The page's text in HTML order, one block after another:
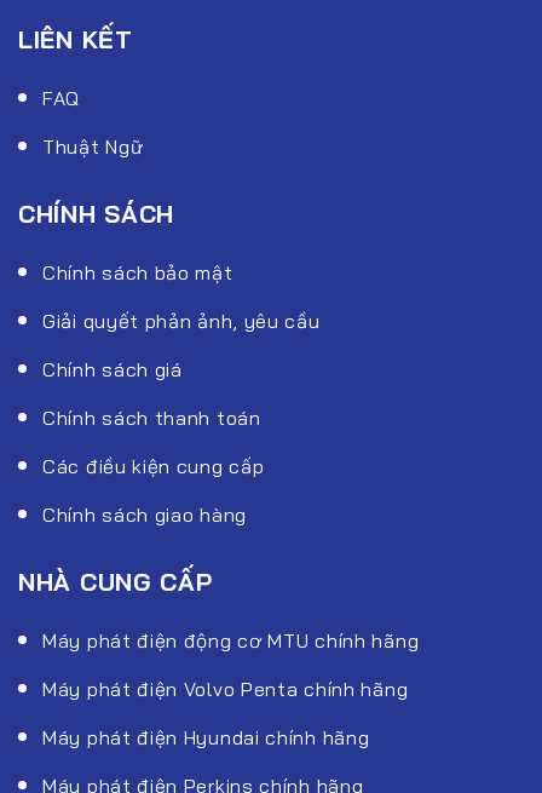
LIÊN KẾT
FAQ
Thuật Ngữ
CHÍNH SÁCH
Chính sách bảo mật
Giải quyết phản ảnh, yêu cầu
Chính sách giá
Chính sách thanh toán
Các điều kiện cung cấp
Chính sách giao hàng
NHÀ CUNG CẤP
Máy phát điện động cơ MTU chính hãng
Máy phát điện Volvo Penta chính hãng
Máy phát điện Hyundai chính hãng
Máy phát điện Perkins chính hãng